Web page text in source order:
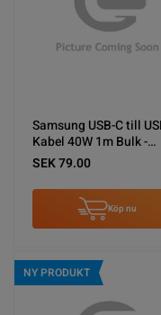
Samsung USB-C till
Kabel 40W 1m Bulk -
Original Svart
SEK 79.00
Köp nu
NY PRODUKT